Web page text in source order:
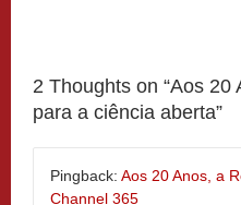
2 Thoughts on “Aos 20
para a ciência aberta”
Pingback: Aos 20 Anos, a
Channel 365